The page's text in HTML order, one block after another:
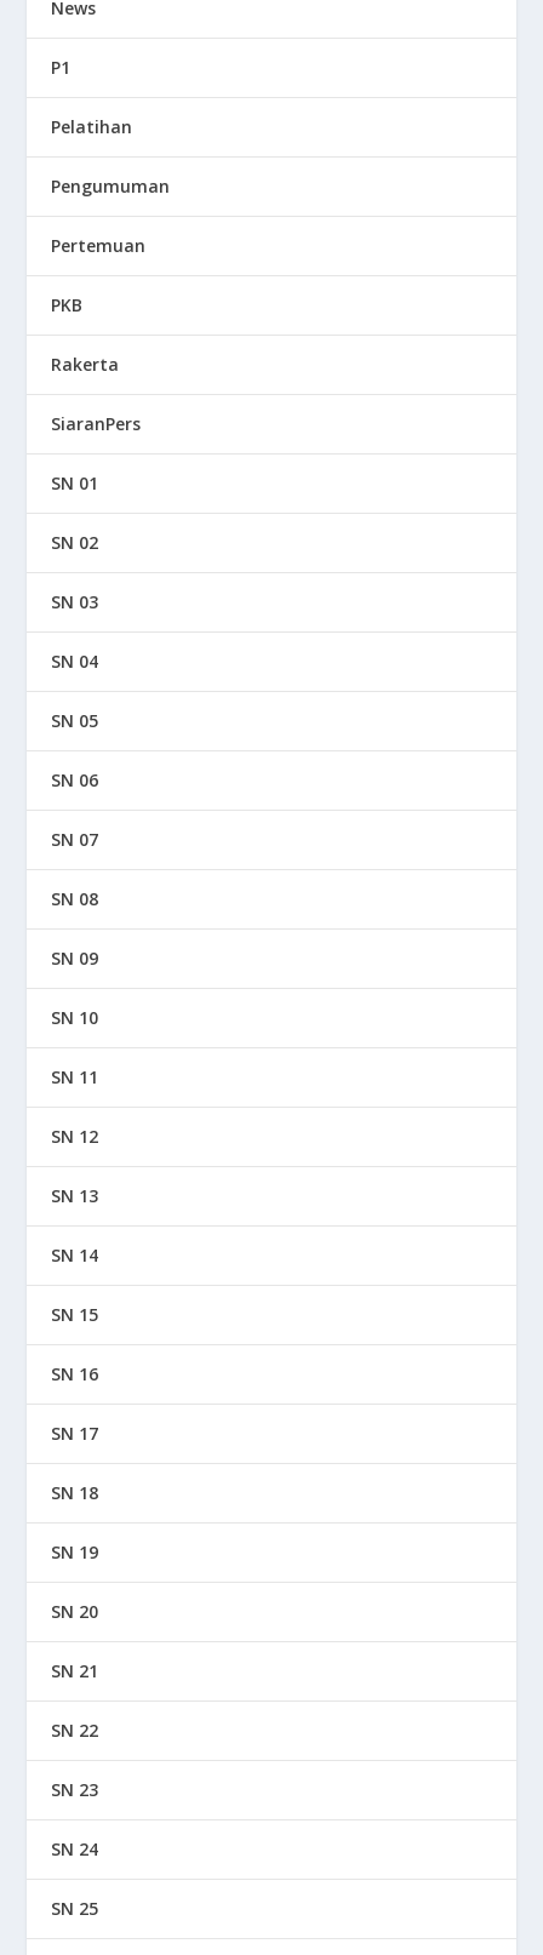
News
P1
Pelatihan
Pengumuman
Pertemuan
PKB
Rakerta
SiaranPers
SN 01
SN 02
SN 03
SN 04
SN 05
SN 06
SN 07
SN 08
SN 09
SN 10
SN 11
SN 12
SN 13
SN 14
SN 15
SN 16
SN 17
SN 18
SN 19
SN 20
SN 21
SN 22
SN 23
SN 24
SN 25